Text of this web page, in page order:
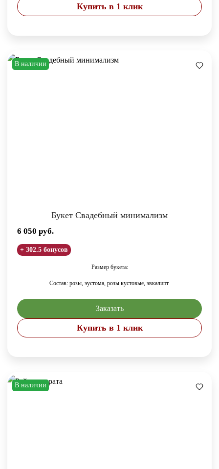
Купить в 1 клик
В наличии
Букет Свадебный минимализм
6 050 руб.
+ 302.5 бонусов
Размер букета:
Состав: розы, эустома, розы кустовые, эвкалипт
Заказать
Купить в 1 клик
В наличии